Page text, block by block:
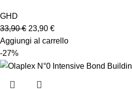
GHD
33,90€ 23,90 €
Aggiungi al carrello
-27%